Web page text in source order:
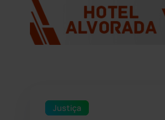
Justiça